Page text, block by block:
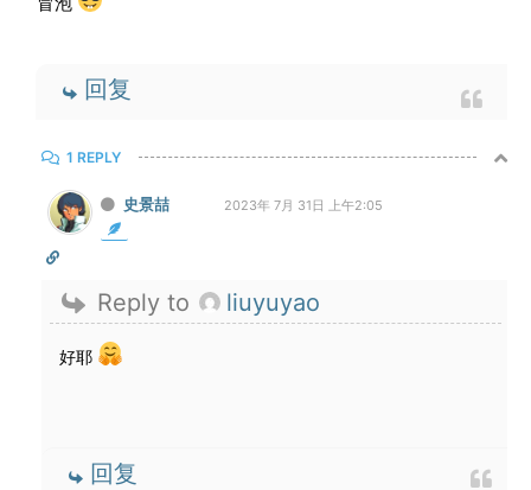
回复
1 REPLY
史景喆 2023年 7月 31日 上午2:05
Reply to liuyuyao
好耶
回复